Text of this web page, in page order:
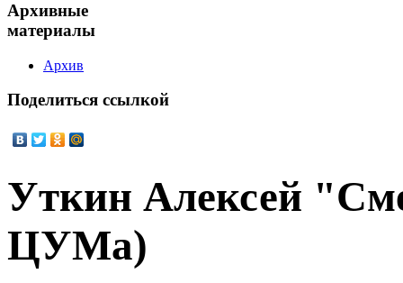
Архивные
материалы
Архив
Поделиться ссылкой
Уткин Алексей
ЦУМа)